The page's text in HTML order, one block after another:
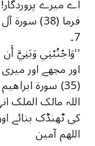
اے میرے
فرما (38) سورة آل عمران
7۔
''وَاجْنُبْنِي وَبَنِيَّ
اور مجھے اور
(35) سورة ابراهيم
اللہ مالک الملک
کی ٹھنڈک بنائے
اللھم آمین